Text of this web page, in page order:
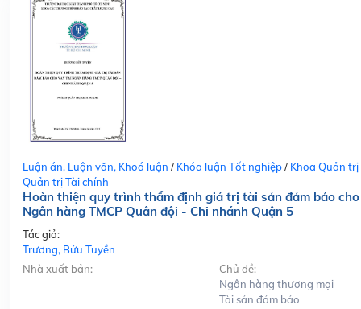
Luận án, Luận văn, Khoá luận / Khóa luận Tốt nghiệp/ Khoa Quản trị
Quản trị Tài chính
Hoàn thiện quy trình thẩm định giá trị tài sản đảm bảo
Ngân hàng TMCP Quân đội - Chi nhánh Quận 5
Tác giả:
Trương, Bửu Tuyền
Nhà xuất bản:
Chủ đề:
Ngân hàng thương mại
Tài sản đảm bảo